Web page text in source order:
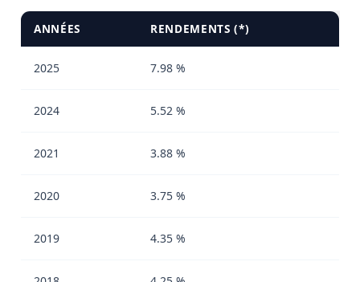
ANNÉES RENDEMENTS (*)
2025 7.98 %
2024 5.52 %
2021 3.88 %
2020 3.75 %
2019 4.35 %